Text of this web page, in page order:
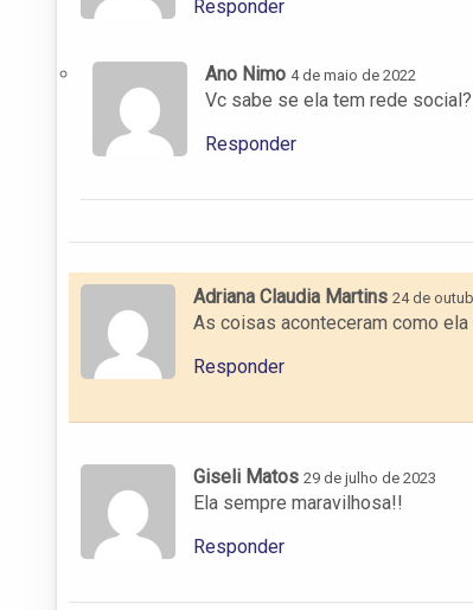
Responder
Ano Nimo 4 de maio de 2022
Vc sabe se ela tem rede social?
Responder
Adriana Claudia Martins 24 de
As coisas aconteceram como
Responder
Giseli Matos 29 de julho de 2023
Ela sempre maravilhosa!!
Responder